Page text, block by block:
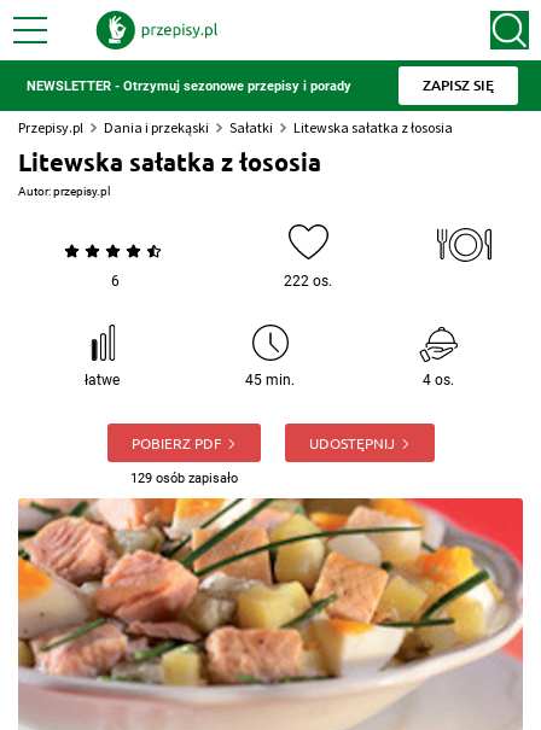
NEWSLETTER - Otrzymuj sezonowe przepisy i porady ZAPISZ SIĘ
Przepisy.pl Dania i przekąski Sałatki Litewska sałatka z łososia
Litewska sałatka z łososia
Autor:przepisy.pl
6 222 os.
łatwe 45 min. 4 os.
POBIERZ PDF
129 osób zapisało
UDOSTĘPNIJ